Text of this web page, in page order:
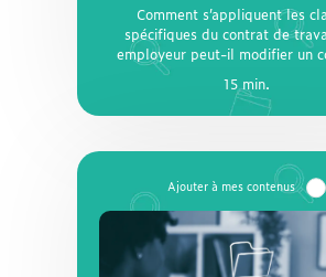
Comment s’appliquent les
spécifiques du contrat de
employeur peut-il modifier un
15 min.
15 min.
Dossier